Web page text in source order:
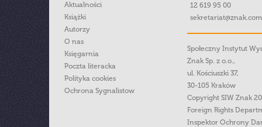
Aktualności
Książki
Autorzy
O nas
Księgarnia
Poczta literacka
Polityka cookies
Ochrona Sygnalistow
12 619 95 00
Społeczny Instytut
Znak Sp. z o.o.,
ul. Kościuszki 37,
30-105 Kraków
Copyright SIW Znak
Foreign Rights
Inspektor Ochrony